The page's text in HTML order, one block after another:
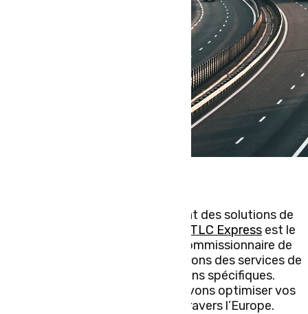
Pour les entreprises recherchant des solutions de
TLC Express est le
partenaire idéal. En tant que commissionnaire de
transport expérimenté, nous offrons des services de
qualité, adaptés à vos besoins spécifiques.
Découvrez comment nous pouvons optimiser vos
opérations de transport à travers l’Europe.